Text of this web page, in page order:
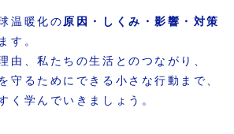
温暖化の原因・しくみ・影響・対策
す。
由、私たちの生活とのつながり、
守るためにできる小さな行動まで、
く学んでいきましょう。